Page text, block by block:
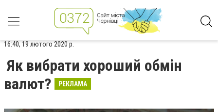
16:40, 19 лютого 2020 р.
Як вибрати хороший обмін
валют?
РЕКЛАМА